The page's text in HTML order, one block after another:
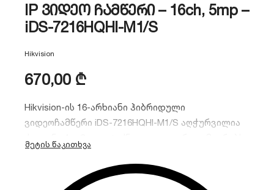
IP ვიდეო ჩამწერი – 16ch, 5mp –
iDS-7216HQHI-M1/S
Hikvision
670,00 ₾
Hikvision-ის 16-არხიანი ჰიბრიდული
ვიდეოჩამწერი iDS-7216HQHI-M1/S აღჭურვილია
ცრუ განგაშებს. მხარს უჭერს HD-TVI, AHD, CVI,
CVBS და IP კამერებს 4 მეგაპიქსელამდე
რეზოლუციით.